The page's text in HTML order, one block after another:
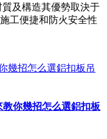
及構造其優勢取決于
工便捷和防火安全性
你幾招怎么選鋁扣板